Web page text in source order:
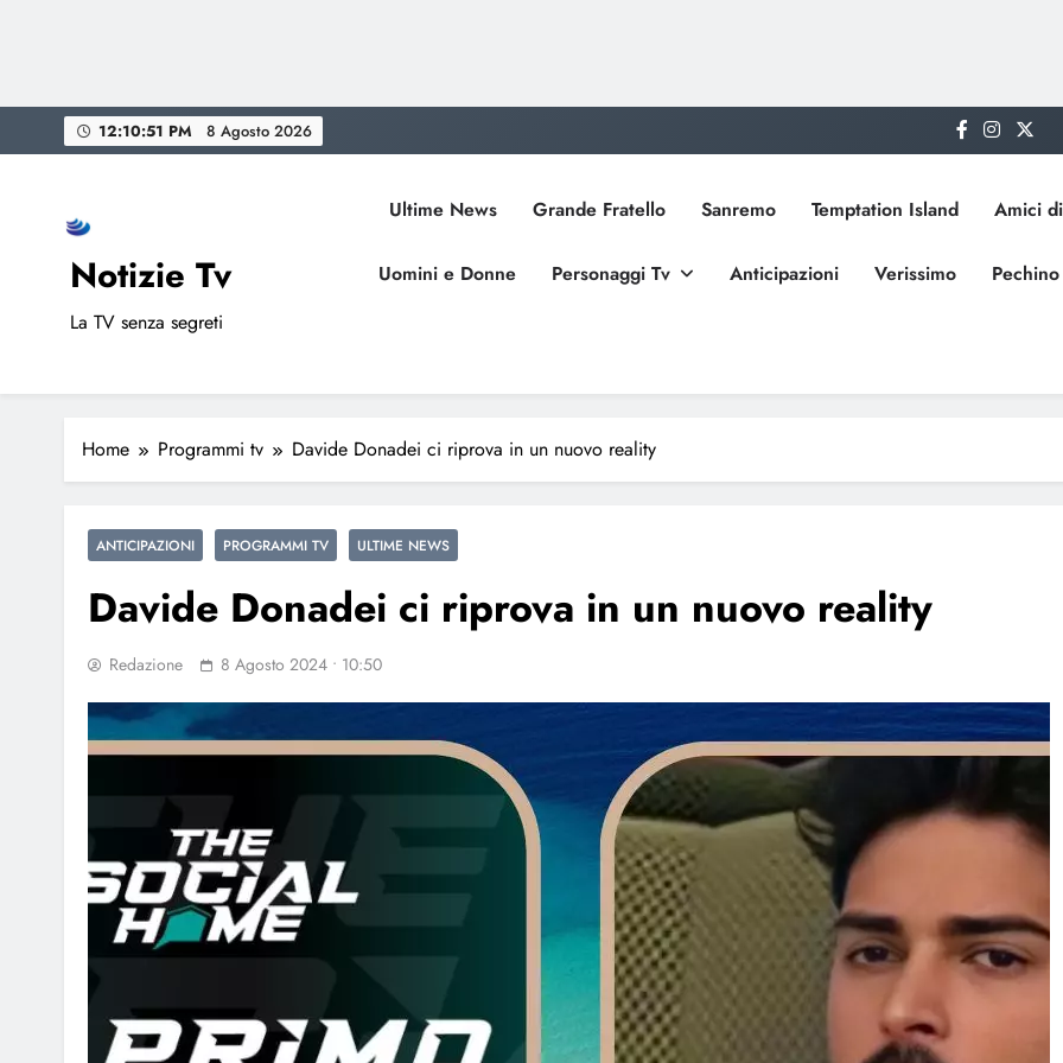
to
12:10:52 PM 8 Agosto 2026
Notizie Tv
La TV senza segreti
Ultime News Grande Fratello Sanremo Temptation Island Amici
Uomini e Donne Personaggi Tv Anticipazioni Verissimo
Home Programmi tv Davide Donadei ci riprova in un nuovo reality
ANTICIPAZIONI PROGRAMMI TV ULTIME NEWS
Davide Donadei ci riprova in un nuovo reality
Redazione 8 Agosto 2024 • 10:50